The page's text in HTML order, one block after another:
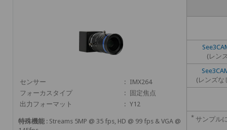
センサー : IMX264
フォーカスタイプ
:
固定焦点
出力フォーマット
: Y12
特殊機能 : Streams 5MP @ 35 fps, HD @ 99 fps & VGA @
(レン
(レンズな
* サンプル